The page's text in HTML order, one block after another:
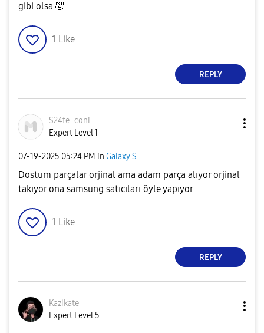
gibi olsa 🤣
1 Like
REPLY
S24fe_coni
Expert Level 1
‎07-19-2025 05:24 PM in Galaxy S
Dostum parçalar orjinal ama adam parça alıyor orjinal
takıyor ona samsung satıcıları öyle yapıyor
1 Like
REPLY
Kazikate
Expert Level 5